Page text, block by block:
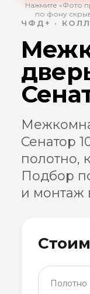
Нажмите «Фото
по фону
ЧФД+ ·
Сенатор
полотно,
Подбор
и монтаж
Полотно